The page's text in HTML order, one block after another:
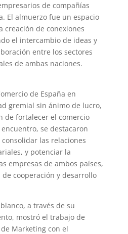
de compañías
El almuerzo fue un espacio
creación de conexiones
el intercambio de ideas y
entre los sectores
de ambas naciones.
de España en
gremial sin ánimo de lucro,
de fortalecer el comercio
se destacaron
las relaciones
y potenciar la
empresas de ambos países,
cooperación y desarrollo
a través de su
mostró el trabajo de
Marketing con el